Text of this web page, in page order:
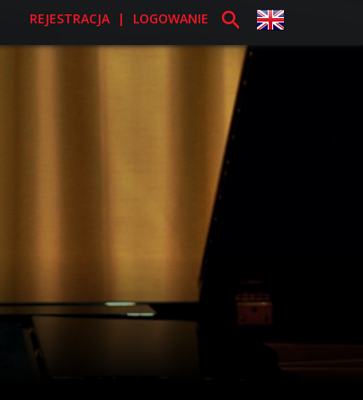
REJESTRACJA | LOGOWANIE